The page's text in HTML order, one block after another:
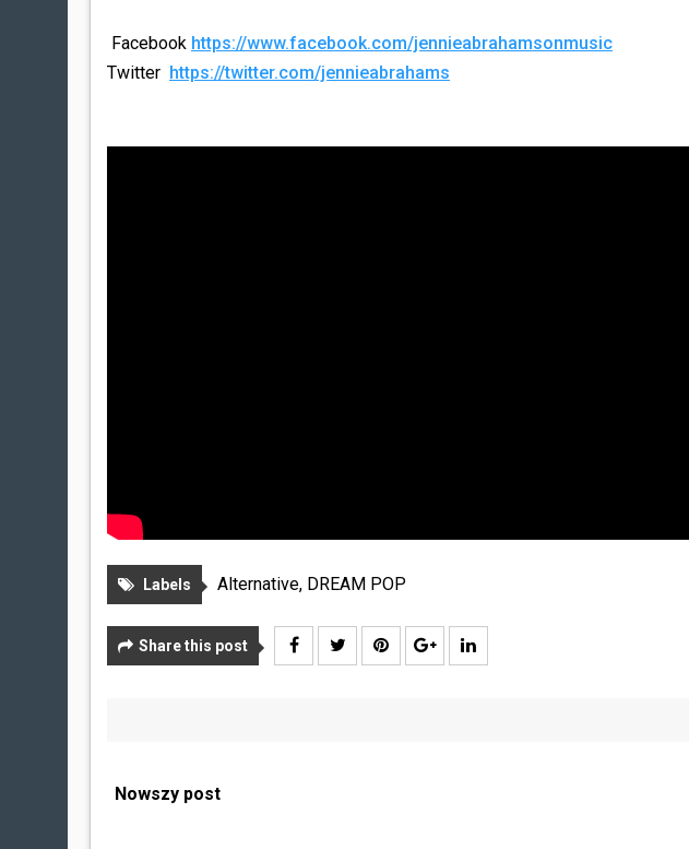
Facebook https://www.facebook.com/jennieabrahamsonmusic
Twitter https://twitter.com/jennieabrahams
Labels Alternative, DREAM POP
Share this post
Nowszy post